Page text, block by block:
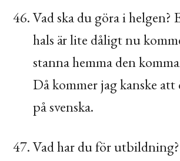
Vad ska du göra i helgen?
hals är lite dåligt nu
stanna hemma den
Då kommer jag kanske att
på svenska.
Vad har du för utbildning?